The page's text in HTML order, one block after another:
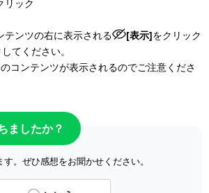
リック
ンツの右に表示される [表示]をクリック
てください。
コンテンツが表示されるのでご注意くださ
ましたか？
。ぜひ感想をお聞かせください。